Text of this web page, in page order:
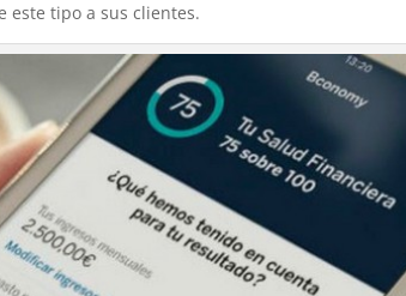
este tipo a sus clientes.